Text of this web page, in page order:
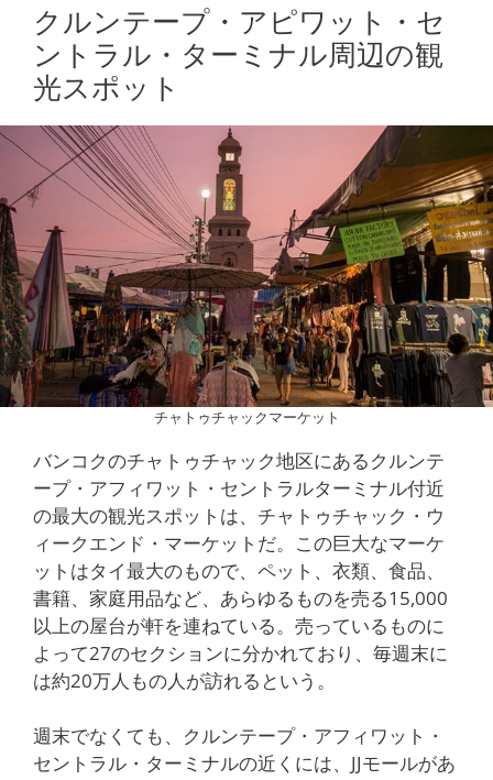
クルンテープ・アピワット・セ
ントラル・ターミナル周辺の観
光スポット
チャトゥチャックマーケット
バンコクのチャトゥチャック地区にあるクルンテ
ープ・アフィワット・セントラルターミナル付近
の最大の観光スポットは、チャトゥチャック・ウ
ィークエンド・マーケットだ。この巨大なマーケ
ットはタイ最大のもので、ペット、衣類、食品、
書籍、家庭用品など、あらゆるものを売る15,000
以上の屋台が軒を連ねている。売っているものに
よって27のセクションに分かれており、毎週末に
は約20万人もの人が訪れるという。
週末でなくても、クルンテープ・アフィワット・
セントラル・ターミナルの近くには、JJモールがあ